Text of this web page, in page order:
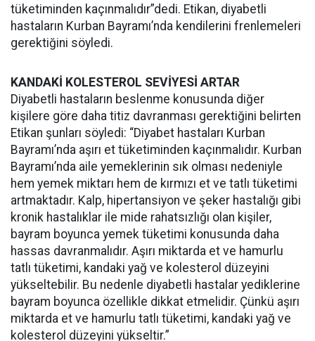
tüketiminden kaçınmalıdır”dedi. Etikan, diyabetli
hastaların Kurban Bayramı’nda kendilerini frenlemeleri
gerektiğini söyledi.
KANDAKİ KOLESTEROL SEVİYESİ ARTAR
Diyabetli hastaların beslenme konusunda diğer
kişilere göre daha titiz davranması gerektiğini belirten
Etikan şunları söyledi: “Diyabet hastaları Kurban
Bayramı’nda aşırı et tüketiminden kaçınmalıdır. Kurban
Bayramı’nda aile yemeklerinin sık olması nedeniyle
hem yemek miktarı hem de kırmızı et ve tatlı tüketimi
artmaktadır. Kalp, hipertansiyon ve şeker hastalığı gibi
kronik hastalıklar ile mide rahatsızlığı olan kişiler,
bayram boyunca yemek tüketimi konusunda daha
hassas davranmalıdır. Aşırı miktarda et ve hamurlu
tatlı tüketimi, kandaki yağ ve kolesterol düzeyini
yükseltebilir. Bu nedenle diyabetli hastalar yediklerine
bayram boyunca özellikle dikkat etmelidir. Çünkü aşırı
miktarda et ve hamurlu tatlı tüketimi, kandaki yağ ve
kolesterol düzeyini yükseltir.”